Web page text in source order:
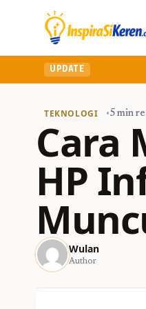
UPDATE
TEKNOLOGI •5 min
Cara
HP
Wulan
Author